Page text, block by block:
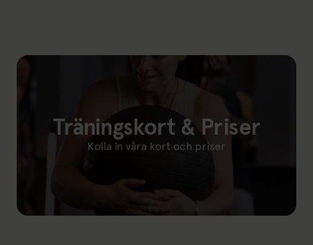
Träningskort & Priser
Kolla in våra kort och priser